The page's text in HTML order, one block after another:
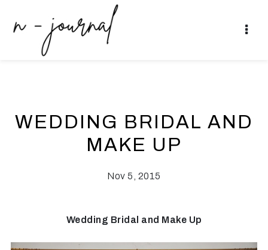
WEDDING BRIDAL AND
MAKE UP
Nov 5, 2015
Wedding Bridal and Make Up